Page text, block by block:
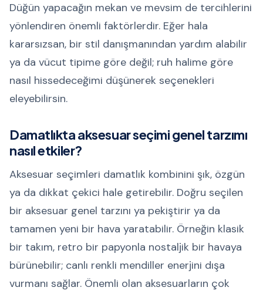
Düğün yapacağın mekan ve mevsim de tercihlerini
yönlendiren önemli faktörlerdir. Eğer hala
kararsızsan, bir stil danışmanından yardım alabilir
ya da vücut tipime göre değil; ruh halime göre
nasıl hissedeceğimi düşünerek seçenekleri
eleyebilirsin.
Damatlıkta aksesuar seçimi genel tarzımı
nasıl etkiler?
Aksesuar seçimleri damatlık kombinini şık, özgün
ya da dikkat çekici hale getirebilir. Doğru seçilen
bir aksesuar genel tarzını ya pekiştirir ya da
tamamen yeni bir hava yaratabilir. Örneğin klasik
bir takım, retro bir papyonla nostaljik bir havaya
bürünebilir; canlı renkli mendiller enerjini dışa
vurmanı sağlar. Önemli olan aksesuarların çok